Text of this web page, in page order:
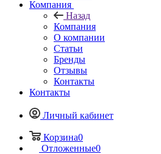
Компания
Назад
Компания
О компании
Статьи
Бренды
Отзывы
Контакты
Контакты
Личный кабинет
Корзина0
Отложенные0